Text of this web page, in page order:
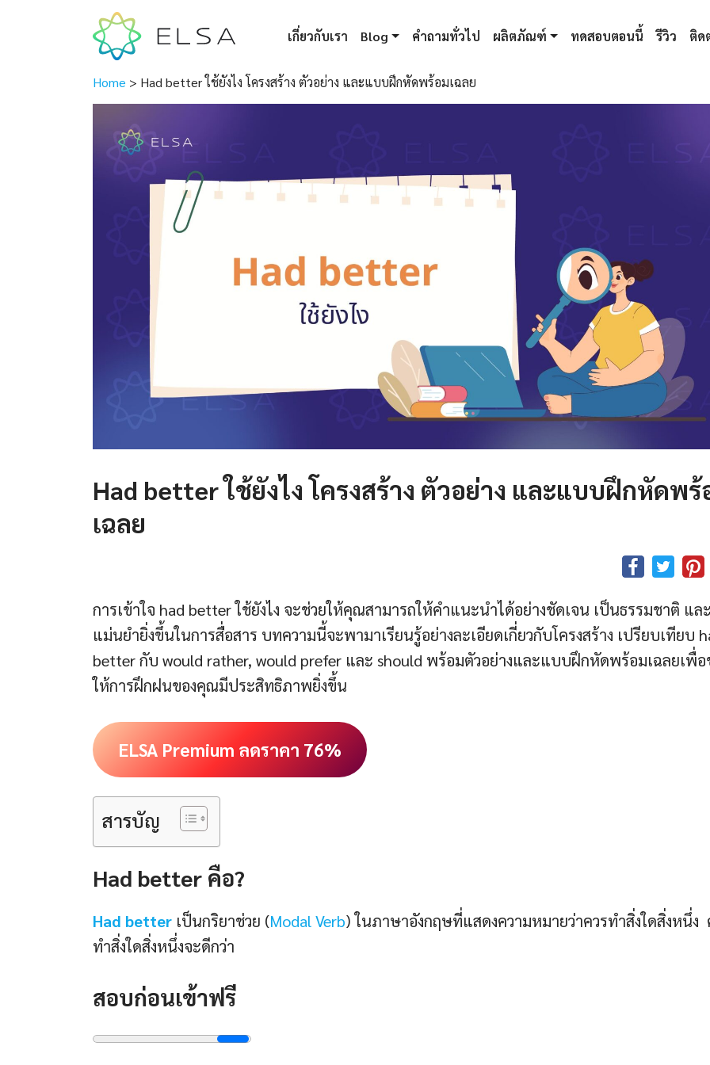
เกี่ยวกับเรา Blog คำถามทั่วไป ผลิตภัณฑ์ ทดสอบตอนนี้ รีวิว ติด
Home > Had better ใช้ยังไง โครงสร้าง ตัวอย่าง และแบบฝึกหัดพร้อมเฉลย
Had better ใช้ยังไง โครงสร้าง ตัวอย่าง และแบบฝึกหัดพร้
เฉลย
การเข้าใจ had better ใช้ยังไง จะช่วยให้คุณสามารถให้คำแนะนำได้อย่างชัดเจน เป็นธรรมชาติ แล
แม่นยำยิ่งขึ้นในการสื่อสาร บทความนี้จะพามาเรียนรู้อย่างละเอียดเกี่ยวกับโครงสร้าง เปรียบเทียบ
better กับ would rather, would prefer และ should พร้อมตัวอย่างและแบบฝึกหัดพร้อมเฉลยเพื่อ
ให้การฝึกฝนของคุณมีประสิทธิภาพยิ่งขึ้น
ELSA Premium ลดราคา 76%
สารบัญ
Had better คือ?
Had better เป็นกริยาช่วย (Modal Verb) ในภาษาอังกฤษที่แสดงความหมายว่าควรทำสิ่งใดสิ่งหนึ่ง
ทำสิ่งใดสิ่งหนึ่งจะดีกว่า
สอบก่อนเข้าฟรี